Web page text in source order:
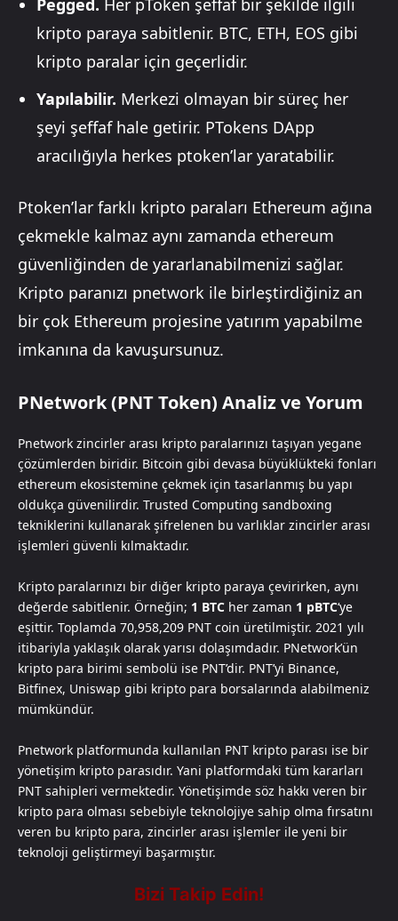
Pegged. Her pToken şeffaf bir şekilde ilgili
kripto paraya sabitlenir. BTC, ETH, EOS gibi
kripto paralar için geçerlidir.
Yapılabilir. Merkezi olmayan bir süreç her
şeyi şeffaf hale getirir. PTokens DApp
aracılığıyla herkes ptoken’lar yaratabilir.
Ptoken’lar farklı kripto paraları Ethereum ağına
çekmekle kalmaz aynı zamanda ethereum
güvenliğinden de yararlanabilmenizi sağlar.
Kripto paranızı pnetwork ile birleştirdiğiniz an
bir çok Ethereum projesine yatırım yapabilme
imkanına da kavuşursunuz.
PNetwork (PNT Token) Analiz ve Yorum
Pnetwork zincirler arası kripto paralarınızı taşıyan yegane
çözümlerden biridir. Bitcoin gibi devasa büyüklükteki fonları
ethereum ekosistemine çekmek için tasarlanmış bu yapı
oldukça güvenilirdir. Trusted Computing sandboxing
tekniklerini kullanarak şifrelenen bu varlıklar zincirler arası
işlemleri güvenli kılmaktadır.
Kripto paralarınızı bir diğer kripto paraya çevirirken, aynı
değerde sabitlenir. Örneğin; 1 BTC her zaman 1 pBTC‘ye
eşittir. Toplamda 70,958,209 PNT coin üretilmiştir. 2021 yılı
itibariyla yaklaşık olarak yarısı dolaşımdadır. PNetwork’ün
kripto para birimi sembolü ise PNT’dir. PNT’yi Binance,
Bitfinex, Uniswap gibi kripto para borsalarında alabilmeniz
mümkündür.
Pnetwork platformunda kullanılan PNT kripto parası ise bir
yönetişim kripto parasıdır. Yani platformdaki tüm kararları
PNT sahipleri vermektedir. Yönetişimde söz hakkı veren bir
kripto para olması sebebiyle teknolojiye sahip olma fırsatını
veren bu kripto para, zincirler arası işlemler ile yeni bir
teknoloji geliştirmeyi başarmıştır.